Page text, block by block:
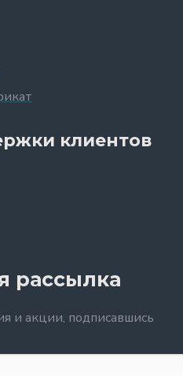
клиентов
рассылка
и акции, подписавшись